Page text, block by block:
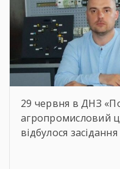
29 червня в ДНЗ
агропромисловий
відбулося
рік». Метою